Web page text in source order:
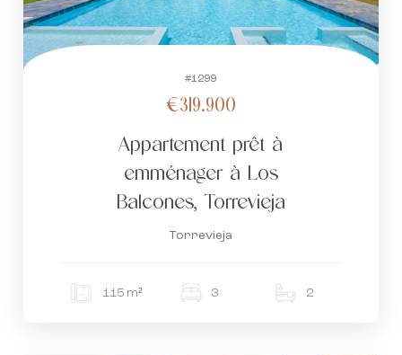
#1299
€319.900
Appartement prêt à
emménager à Los
Balcones, Torrevieja
Torrevieja
115 m² 3 2